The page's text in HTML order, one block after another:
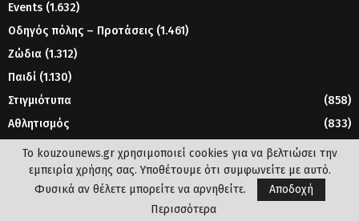
Events (1.632)
Οδηγός πόλης – Προτάσεις (1.461)
Ζώδια (1.312)
Παιδί (1.130)
Στιγμιότυπα
(858)
Αθλητισμός
(833)
Γυναίκα
© 2023 - www.kouzounews.gr
Το kouzounews.gr χρησιμοποιεί cookies για να βελτιώσει την
εμπειρία χρήσης σας. Υποθέτουμε ότι συμφωνείτε με αυτό.
Φυσικά αν θέλετε μπορείτε να αρνηθείτε.
Αποδοχή
Περισσότερα